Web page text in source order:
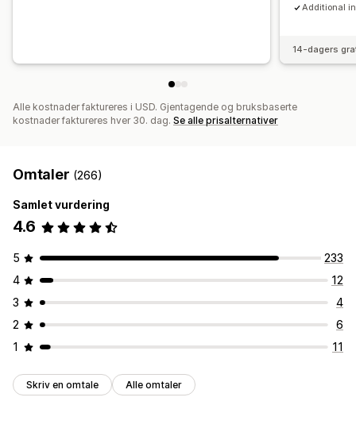
Additional
14-dagers
Alle kostnader faktureres i USD. Gjentagende og bruksbaserte
kostnader faktureres hver 30. dag. Se alle prisalternativer
Omtaler (266)
Samlet vurdering
4.6
5
233
4
12
3
4
2
6
1
11
Skriv en omtale Alle omtaler